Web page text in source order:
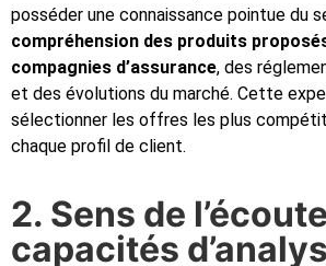
posséder une connaissance pointue du
compréhension des produits
compagnies d’assurance, des
et des évolutions du marché. Cette
sélectionner les offres les plus
chaque profil de client.
2. Sens de
capacités